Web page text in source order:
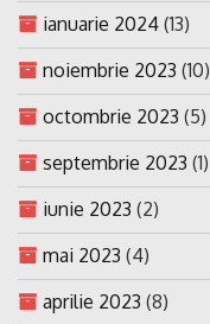
ianuarie 2024 (13)
noiembrie 2023 (10)
octombrie 2023 (5)
septembrie 2023 (1)
iunie 2023 (2)
mai 2023 (4)
aprilie 2023 (8)